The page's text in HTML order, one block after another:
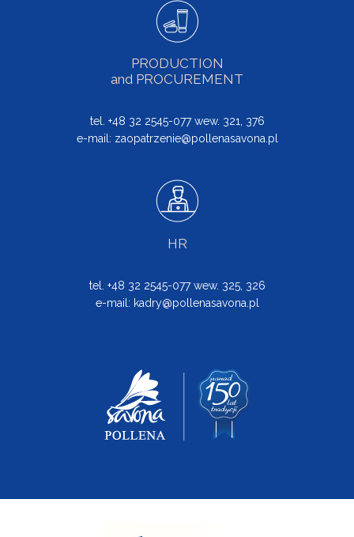
PRODUCTION
and PROCUREMENT
tel. +48 32 2545-077 wew. 321, 376
e-mail: zaopatrzenie@pollenasavona.pl
HR
tel. +48 32 2545-077 wew. 325, 326
e-mail: kadry@pollenasavona.pl